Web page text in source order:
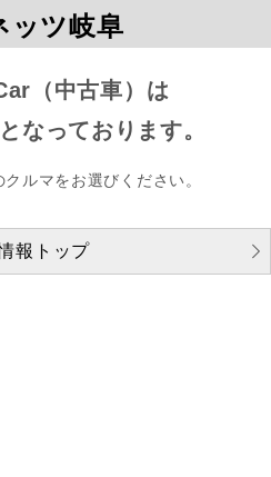
ッツ岐阜
（中古車）は
なっております。
ルマをお選びください。
報トップ